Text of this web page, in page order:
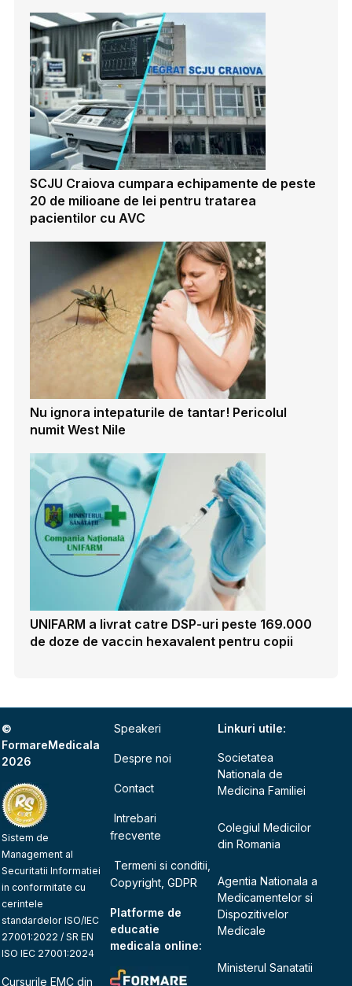
SCJU Craiova cumpara echipamente de peste
20 de milioane de lei pentru tratarea
pacientilor cu AVC
Nu ignora intepaturile de tantar! Pericolul
numit West Nile
UNIFARM a livrat catre DSP-uri peste 169.000
de doze de vaccin hexavalent pentru copii
©
FormareMedicala
2026
Sistem de
Management al
Securitatii Informatiei
in conformitate cu
cerintele
standardelor ISO/IEC
27001:2022 / SR EN
ISO IEC 27001:2024
Cursurile EMC din
Speakeri
Despre noi
Contact
Intrebari
frecvente
Termeni si conditii,
Copyright, GDPR
Platforme de
educatie
medicala online:
Linkuri utile:
Societatea
Nationala de
Medicina Familiei
Colegiul Medicilor
din Romania
Agentia Nationala a
Medicamentelor si
Dispozitivelor
Medicale
Ministerul Sanatatii